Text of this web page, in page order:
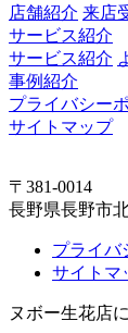
店舗紹介 来店
サービス紹介
サービス紹介
事例紹介
プライバシー
サイトマップ
〒381-0014
長野県長野市
プライバ
サイトマ
ヌボー生花店